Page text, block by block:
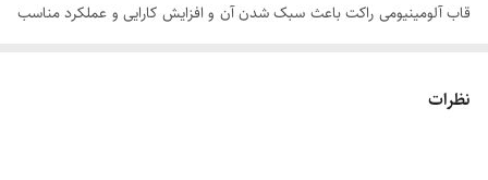
قاب آلومینیومی راکت باعث سبک شدن آن و افزایش کارایی و عملکرد مناسب
راکت بدمینتون یونکس مدل VOLTRIC
نظرات